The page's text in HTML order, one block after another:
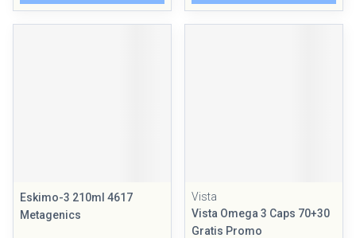
Eskimo-3 210ml 4617
Metagenics
Vista
Vista Omega 3 Caps 70+30
Gratis Promo